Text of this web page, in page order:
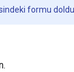
formu